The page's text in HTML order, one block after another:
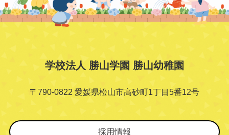
学校法人 勝山学園 勝山幼稚園
〒790-0822 愛媛県松山市高砂町1丁目5番12号
採用情報